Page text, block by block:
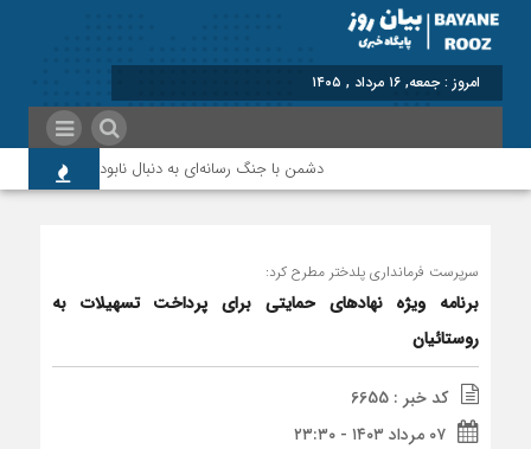
برابر با : F
دشمن با جنگ رسانه‌ای به دنبال نابودی امید و
سرپرست فرمانداری پلدختر مطرح کرد:
برنامه ویژه نهادهای حمایتی برای پرداخت تسهیلات به
روستائیان
کد خبر : 6655
۰۷ مرداد ۱۴۰۳ - ۲۳:۳۰